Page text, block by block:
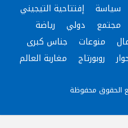
سياسة
إفتتاحية التيجيني
مجتمع دولي
رياضة
منوعات
جناس كبرى
روبورتاج مغاربة العالم